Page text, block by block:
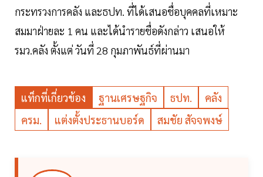
กระทรวงการคลัง และธปท. ที่ได้เสนอชื่อบุคคลที่เหมาะ
สมมาฝ่ายละ 1 คน และได้นำรายชื่อดังกล่าว เสนอให้
รมว.คลัง ตั้งแต่ วันที่ 28 กุมภาพันธ์ที่ผ่านมา
แท็กที่เกี่ยวข้อง ฐานเศรษฐกิจ ธปท.
คลัง
ครม.
แต่งตั้งประธานบอร์ด สมชัย สัจจพงษ์